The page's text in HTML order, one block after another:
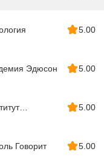
5.00
Эдюсон 5.00
5.00
Говорит 5.00